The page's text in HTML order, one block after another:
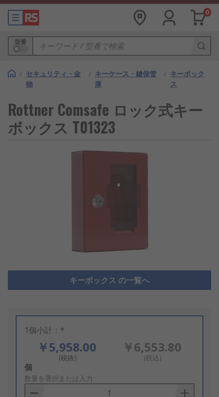
0
型番
/ セキュリティ・金
物
/ キーケース・鍵保管
庫
/ キーボック
ス
Rottner Comsafe ロック式キー
ボックス T01323
キーボックス の一覧へ
1個小計：*
￥5,958.00
(税抜)
￥6,553.80
(税込)
Add
to
Basket
個
数量を選択または入力